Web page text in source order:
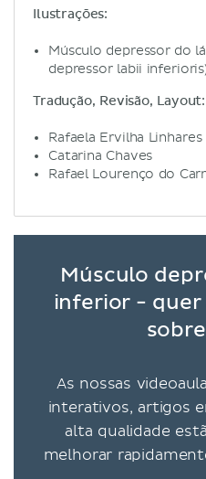
Ilustrações:
Músculo depressor do
depressor labii
Tradução, Revisão, Layout:
Rafaela Ervilha Linhares
Catarina Chaves
Rafael Lourenço do
Músculo
inferior - quer
As nossas
interativos, artigos
alta qualidade
melhorar